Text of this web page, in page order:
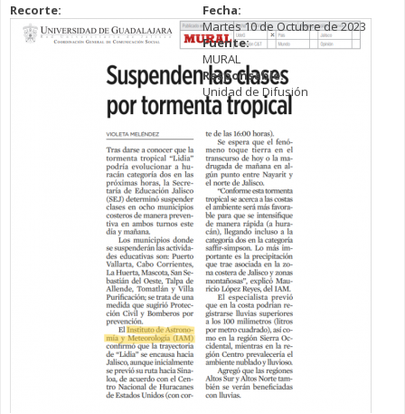
Recorte:
Fecha:
Martes 10 de Octubre de 2023
Fuente:
MURAL
Responsable:
Unidad de Difusión